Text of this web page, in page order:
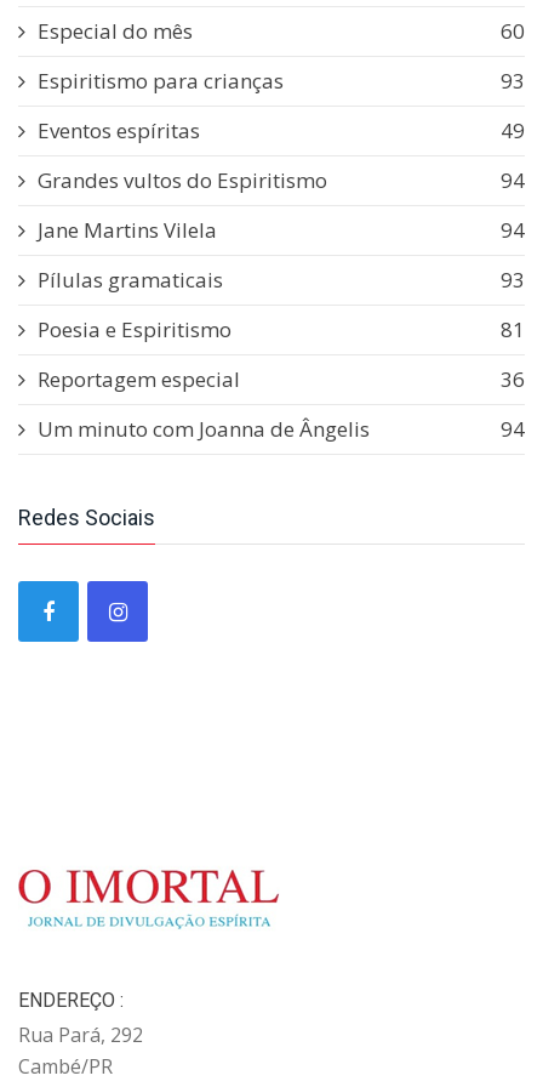
Especial do mês
60
Espiritismo para crianças
93
Eventos espíritas
49
Grandes vultos do Espiritismo
94
Jane Martins Vilela
94
Pílulas gramaticais
93
Poesia e Espiritismo
81
Reportagem especial
36
Um minuto com Joanna de Ângelis
94
Redes Sociais
ENDEREÇO :
Rua Pará, 292
Cambé/PR